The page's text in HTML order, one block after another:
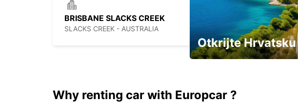
BRISBANE SLACKS CREEK
SLACKS CREEK - AUSTRALIA
Otkrijte Hrvatsku
Why renting car with Europcar ?